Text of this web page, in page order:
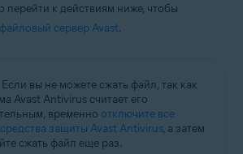
перейти к действиям ниже, чтобы
сервер Avast.
Если вы не можете сжать файл, так как
Avast Antivirus считает его
временно отключите все
защиты Avast Antivirus, а затем
сжать файл еще раз.